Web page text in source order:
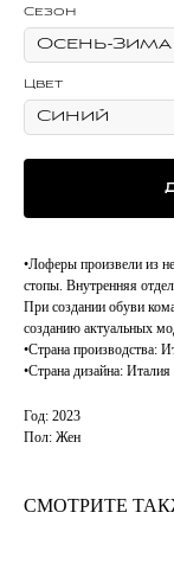
Сезон
Цвет
•Лоферы произвели из
стопы. Внутренняя
При создании обуви
созданию актуальных
•Страна производства:
•Страна дизайна: Италия
Год: 2023
Пол: Жен
СМОТРИТЕ